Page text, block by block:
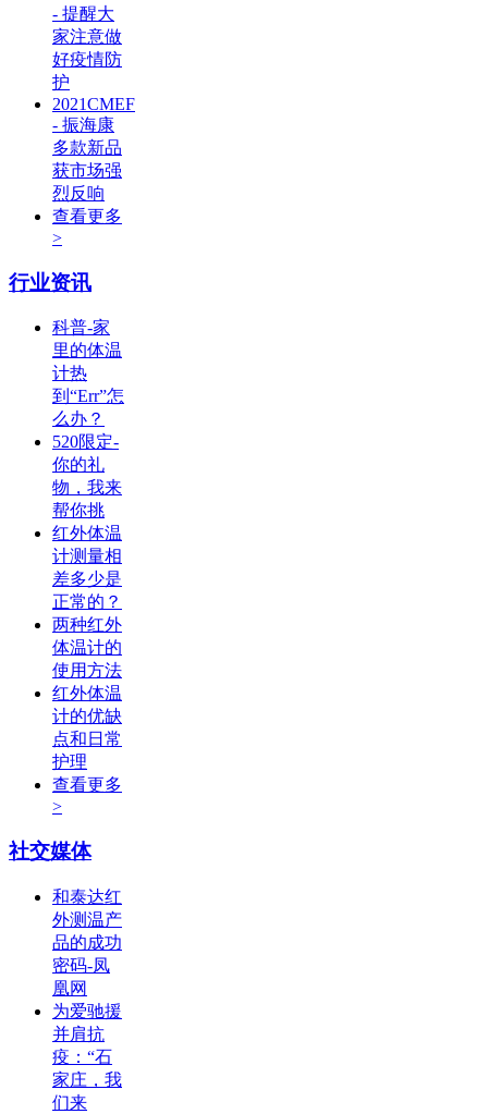
- 提醒大
家注意做
好疫情防
护
2021CMEF
- 振海康
多款新品
获市场强
烈反响
查看更多
>
行业资讯
科普-家
里的体温
计热
到“Err”怎
么办？
520限定-
你的礼
物，我来
帮你挑
红外体温
计测量相
差多少是
正常的？
两种红外
体温计的
使用方法
红外体温
计的优缺
点和日常
护理
查看更多
>
社交媒体
和泰达红
外测温产
品的成功
密码-凤
凰网
为爱驰援
并肩抗
疫：“石
家庄，我
们来